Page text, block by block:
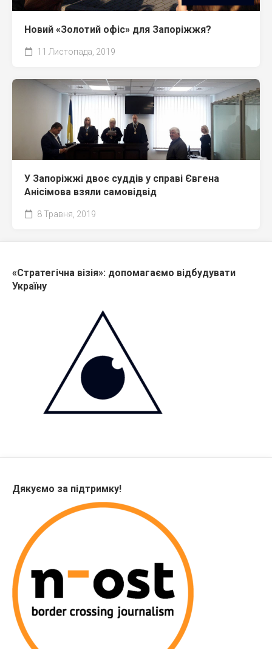
Новий «Золотий офіс» для Запоріжжя?
11 Листопада, 2019
У Запоріжжі двоє суддів у справі Євгена
Анісімова взяли самовідвід
8 Травня, 2019
«Стратегічна візія»: допомагаємо відбудувати
Україну
Дякуємо за підтримку!